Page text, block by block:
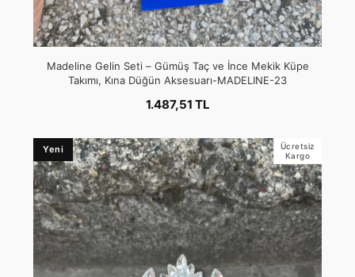
Madeline Gelin Seti – Gümüş Taç ve İnce Mekik Küpe
Takımı, Kına Düğün Aksesuarı-MADELINE-23
1.487,51 TL
Yeni
Ücretsiz
Kargo